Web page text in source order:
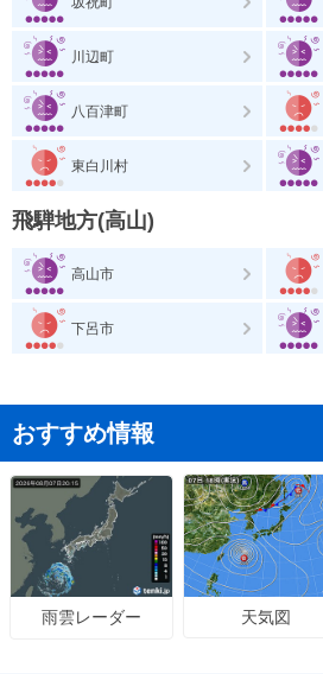
川辺町
八百津町
東白川村
飛騨地方(高山)
高山市
下呂市
おすすめ情報
雨雲レーダー 天気図